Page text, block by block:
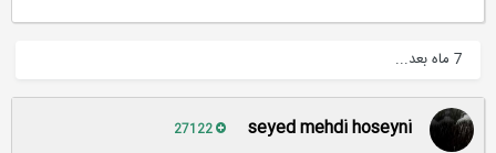
seyed mehdi hoseyni